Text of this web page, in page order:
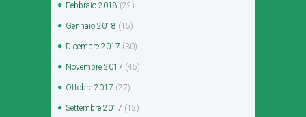
Febbraio 2018 (22)
Gennaio 2018 (15)
Dicembre 2017 (30)
Novembre 2017 (45)
Ottobre 2017 (27)
Settembre 2017 (12)